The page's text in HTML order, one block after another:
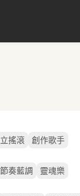
搖滾 創作歌手
節奏藍調 靈魂樂